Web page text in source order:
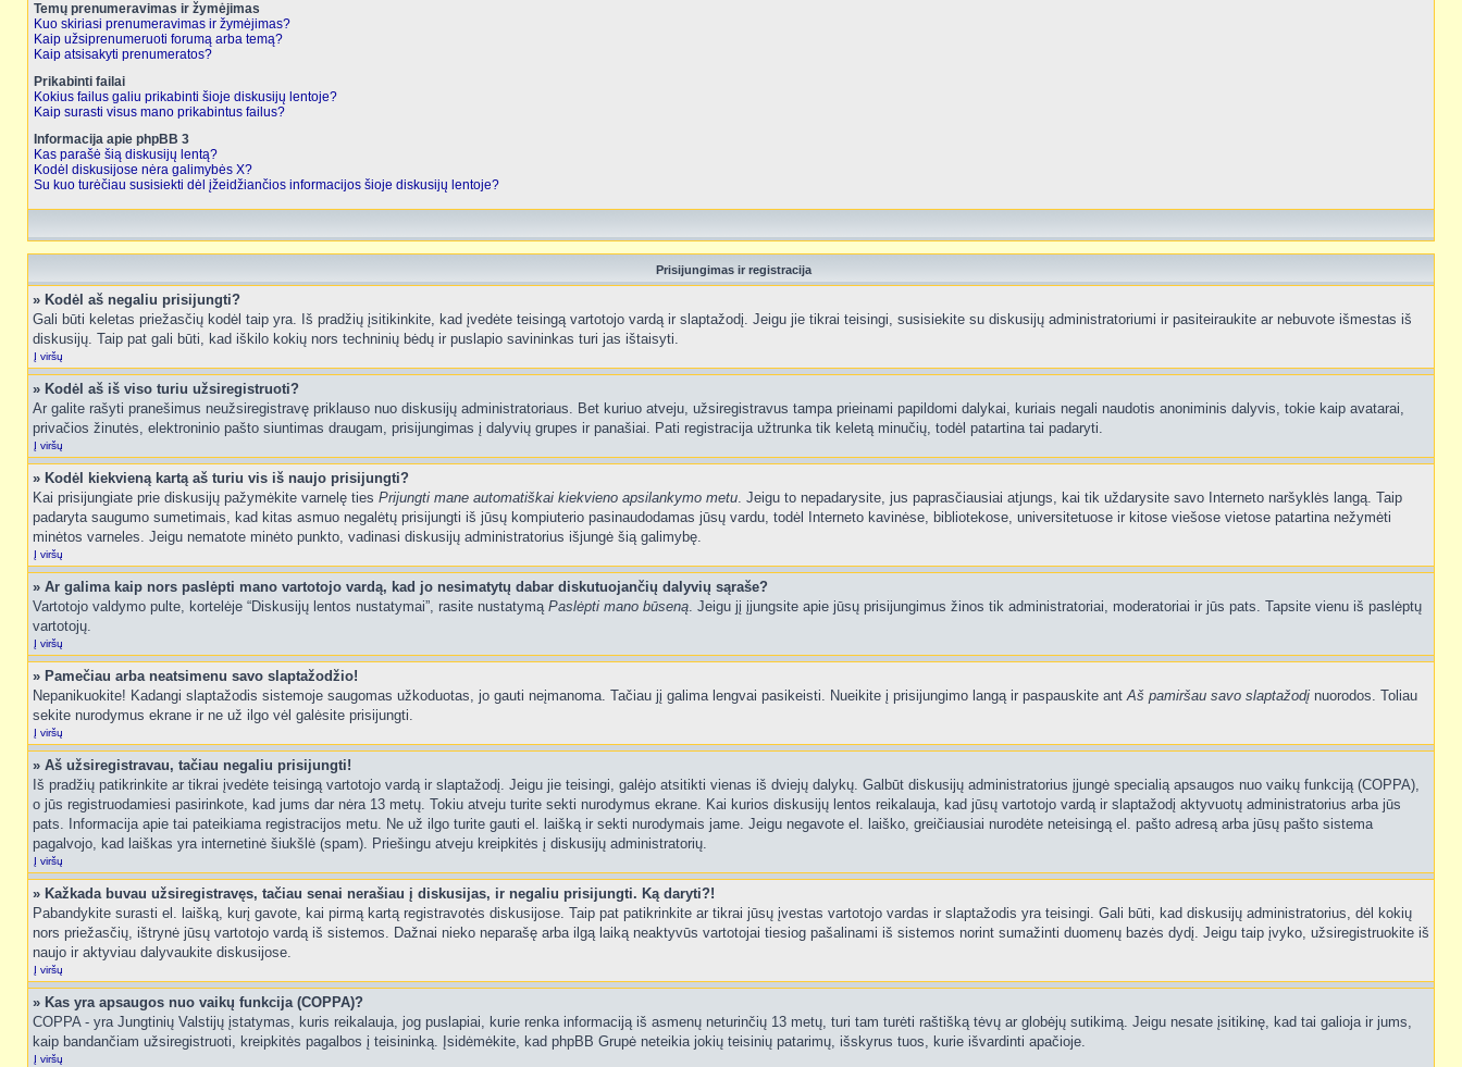
Temų prenumeravimas ir žymėjimas
Kuo skiriasi prenumeravimas ir žymėjimas?
Kaip užsiprenumeruoti forumą arba temą?
Kaip atsisakyti prenumeratos?
Prikabinti failai
Kokius failus galiu prikabinti šioje diskusijų lentoje?
Kaip surasti visus mano prikabintus failus?
Informacija apie phpBB 3
Kas parašė šią diskusijų lentą?
Kodėl diskusijose nėra galimybės X?
Su kuo turėčiau susisiekti dėl įžeidžiančios informacijos šioje diskusijų lentoje?
Prisijungimas ir registracija
» Kodėl aš negaliu prisijungti?
Gali būti keletas priežasčių kodėl taip yra. Iš pradžių įsitikinkite, kad įvedėte teisingą vartotojo vardą ir slaptažodį. Jeigu jie tikrai teisingi, susisiekite su diskusijų administratoriumi ir pasiteiraukite ar nebuvote išmestas iš
diskusijų. Taip pat gali būti, kad iškilo kokių nors techninių bėdų ir puslapio savininkas turi jas ištaisyti.
Į viršų
» Kodėl aš iš viso turiu užsiregistruoti?
Ar galite rašyti pranešimus neužsiregistravę priklauso nuo diskusijų administratoriaus. Bet kuriuo atveju, užsiregistravus tampa prieinami papildomi dalykai, kuriais negali naudotis anoniminis dalyvis, tokie kaip avatarai,
privačios žinutės, elektroninio pašto siuntimas draugam, prisijungimas į dalyvių grupes ir panašiai. Pati registracija užtrunka tik keletą minučių, todėl patartina tai padaryti.
Į viršų
» Kodėl kiekvieną kartą aš turiu vis iš naujo prisijungti?
Kai prisijungiate prie diskusijų pažymėkite varnelę ties Prijungti mane automatiškai kiekvieno apsilankymo metu. Jeigu to nepadarysite, jus paprasčiausiai atjungs, kai tik uždarysite savo Interneto naršyklės langą. Taip
padaryta saugumo sumetimais, kad kitas asmuo negalėtų prisijungti iš jūsų kompiuterio pasinaudodamas jūsų vardu, todėl Interneto kavinėse, bibliotekose, universitetuose ir kitose viešose vietose patartina nežymėti
minėtos varneles. Jeigu nematote minėto punkto, vadinasi diskusijų administratorius išjungė šią galimybę.
Į viršų
» Ar galima kaip nors paslėpti mano vartotojo vardą, kad jo nesimatytų dabar diskutuojančių dalyvių sąraše?
Vartotojo valdymo pulte, kortelėje “Diskusijų lentos nustatymai”, rasite nustatymą Paslėpti mano būseną. Jeigu jį įjungsite apie jūsų prisijungimus žinos tik administratoriai, moderatoriai ir jūs pats. Tapsite vienu iš paslėptų
vartotojų.
Į viršų
» Pamečiau arba neatsimenu savo slaptažodžio!
Nepanikuokite! Kadangi slaptažodis sistemoje saugomas užkoduotas, jo gauti neįmanoma. Tačiau jį galima lengvai pasikeisti. Nueikite į prisijungimo langą ir paspauskite antAš pamiršau savo slaptažodį nuorodos. Toliau
sekite nurodymus ekrane ir ne už ilgo vėl galėsite prisijungti.
Į viršų
» Aš užsiregistravau, tačiau negaliu prisijungti!
Iš pradžių patikrinkite ar tikrai įvedėte teisingą vartotojo vardą ir slaptažodį. Jeigu jie teisingi, galėjo atsitikti vienas iš dviejų dalykų. Galbūt diskusijų administratorius įjungė specialią apsaugos nuo vaikų funkciją (COPPA),
o jūs registruodamiesi pasirinkote, kad jums dar nėra 13 metų. Tokiu atveju turite sekti nurodymus ekrane. Kai kurios diskusijų lentos reikalauja, kad jūsų vartotojo vardą ir slaptažodį aktyvuotų administratorius arba jūs
pats. Informacija apie tai pateikiama registracijos metu. Ne už ilgo turite gauti el. laišką ir sekti nurodymais jame. Jeigu negavote el. laiško, greičiausiai nurodėte neteisingą el. pašto adresą arba jūsų pašto sistema
pagalvojo, kad laiškas yra internetinė šiukšlė (spam). Priešingu atveju kreipkitės į diskusijų administratorių.
Į viršų
» Kažkada buvau užsiregistravęs, tačiau senai nerašiau į diskusijas, ir negaliu prisijungti. Ką daryti?!
Pabandykite surasti el. laišką, kurį gavote, kai pirmą kartą registravotės diskusijose. Taip pat patikrinkite ar tikrai jūsų įvestas vartotojo vardas ir slaptažodis yra teisingi. Gali būti, kad diskusijų administratorius, dėl kokių
nors priežasčių, ištrynė jūsų vartotojo vardą iš sistemos. Dažnai nieko neparašę arba ilgą laiką neaktyvūs vartotojai tiesiog pašalinami iš sistemos norint sumažinti duomenų bazės dydį. Jeigu taip įvyko, užsiregistruokite iš
naujo ir aktyviau dalyvaukite diskusijose.
Į viršų
» Kas yra apsaugos nuo vaikų funkcija (COPPA)?
COPPA - yra Jungtinių Valstijų įstatymas, kuris reikalauja, jog puslapiai, kurie renka informaciją iš asmenų neturinčių 13 metų, turi tam turėti raštišką tėvų ar globėjų sutikimą. Jeigu nesate įsitikinę, kad tai galioja ir jums,
kaip bandančiam užsiregistruoti, kreipkitės pagalbos į teisininką. Įsidėmėkite, kad phpBB Grupė neteikia jokių teisinių patarimų, išskyrus tuos, kurie išvardinti apačioje.
Į viršų